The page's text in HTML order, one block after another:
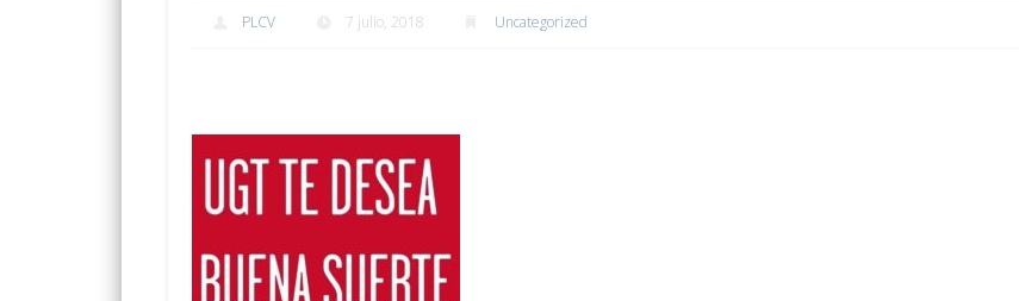
PLCV 7 julio, 2018 Uncategorized